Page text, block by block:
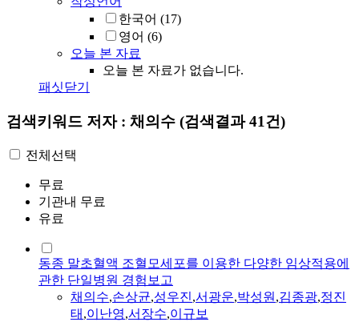
한국어 (17)
영어 (6)
오늘 본 자료
오늘 본 자료가 없습니다.
패싯닫기
검색키워드 저자 : 채의수 (검색결과 41건)
전체선택
무료
기관내 무료
유료
동종 말초혈액 조혈모세포를 이용한 다양한 임상적용에
관한 단일병원 경험보고
채의수,손상균,성우진,서광운,박성원,김종광,정진
태 ,이난영,서장수,이규보